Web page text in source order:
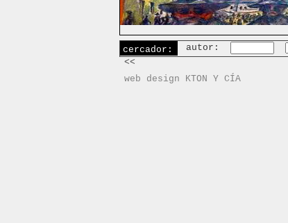
cercador: autor:
<<
web design KTON Y CÍA